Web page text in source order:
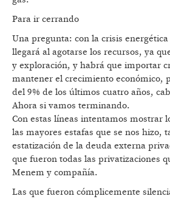
Para ir cerrando
Una pregunta: con la crisis
llegará al agotarse los recursos, ya
y exploración, y habrá que importar
mantener el crecimiento económico,
del 9% de los últimos cuatro años,
Ahora si vamos terminando.
Con estas líneas intentamos mostrar
las mayores estafas que se nos hizo,
estatización de la deuda externa
que fueron todas las privatizaciones
Menem y compañía.
Las que fueron cómplicemente